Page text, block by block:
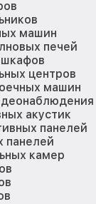
машин
печей
центров
машин
акустик
панелей
панелей
камер